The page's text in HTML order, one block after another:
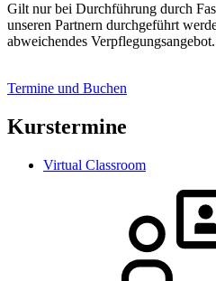
Gilt nur bei Durchführung durch
unseren Partnern durchgeführt
abweichendes Verpflegungsangebot.
Termine und Buchen
Kurstermine
Virtual Classroom